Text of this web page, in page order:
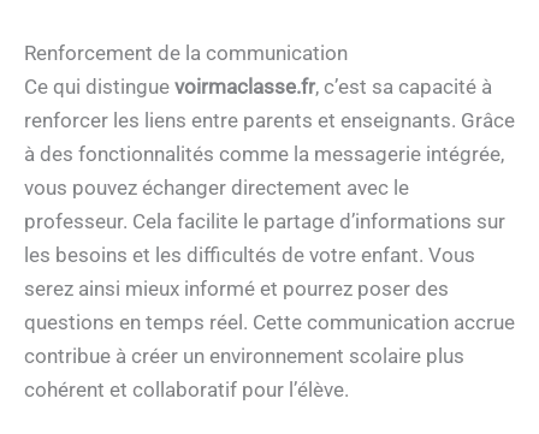
Renforcement de la communication
Ce qui distingue voirmaclasse.fr, c’est sa capacité à
renforcer les liens entre parents et enseignants. Grâce
à des fonctionnalités comme la messagerie intégrée,
vous pouvez échanger directement avec le
professeur. Cela facilite le partage d’informations sur
les besoins et les difficultés de votre enfant. Vous
serez ainsi mieux informé et pourrez poser des
questions en temps réel. Cette communication accrue
contribue à créer un environnement scolaire plus
cohérent et collaboratif pour l’élève.